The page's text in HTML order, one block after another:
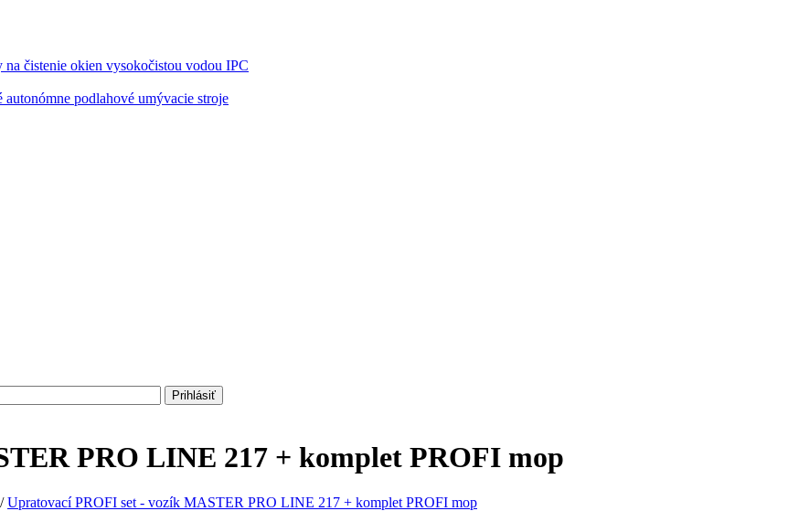
na čistenie okien vysokočistou vodou IPC
autonómne podlahové umývacie stroje
Prihlásiť
PRO LINE 217 + komplet PROFI mop
/ Upratovací PROFI set - vozík MASTER PRO LINE 217 + komplet PROFI mop